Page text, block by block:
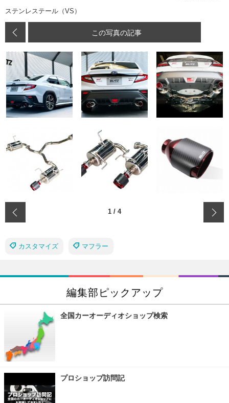
ステンレステール（VS）
この写真の記事
1 / 4
カスタマイズ マフラー
編集部ピックアップ
全国カーオーディオショップ検索
プロショップ訪問記